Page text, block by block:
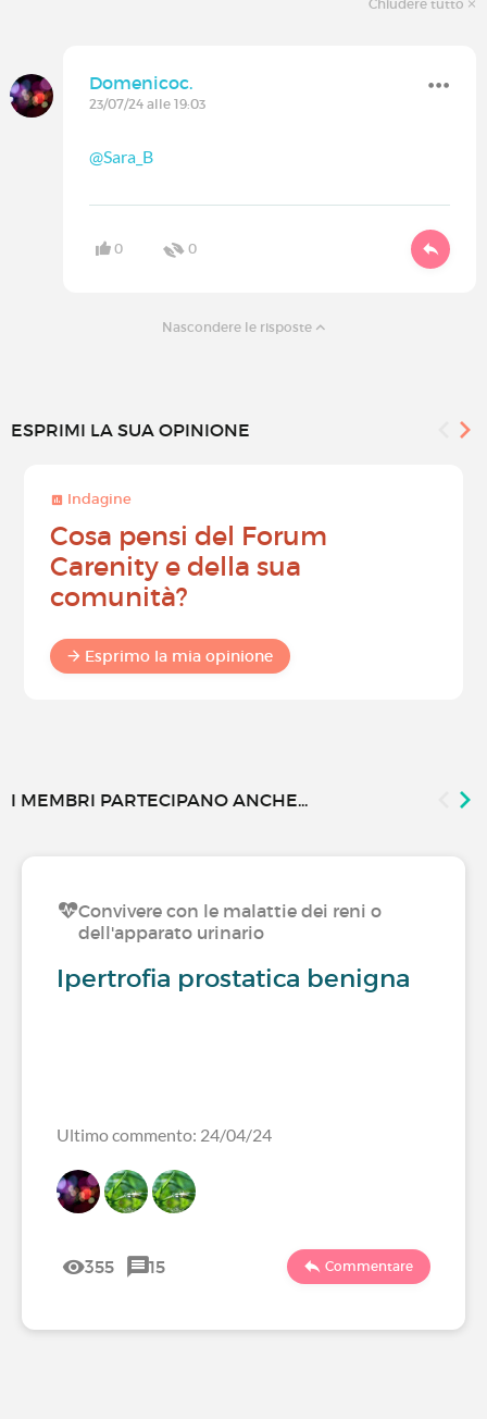
Chiudere tutto
Domenicoc.
23/07/24 alle 19:03
@Sara_B
0 0
Nascondere le risposte
ESPRIMI LA SUA OPINIONE
Indagine
Cosa pensi del Forum
Carenity e della sua
comunità?
Esprimo la mia opinione
I MEMBRI PARTECIPANO ANCHE...
Convivere con le malattie dei reni o
dell'apparato urinario
Ipertrofia prostatica benigna
Ultimo commento: 24/04/24
355 15 Commentare